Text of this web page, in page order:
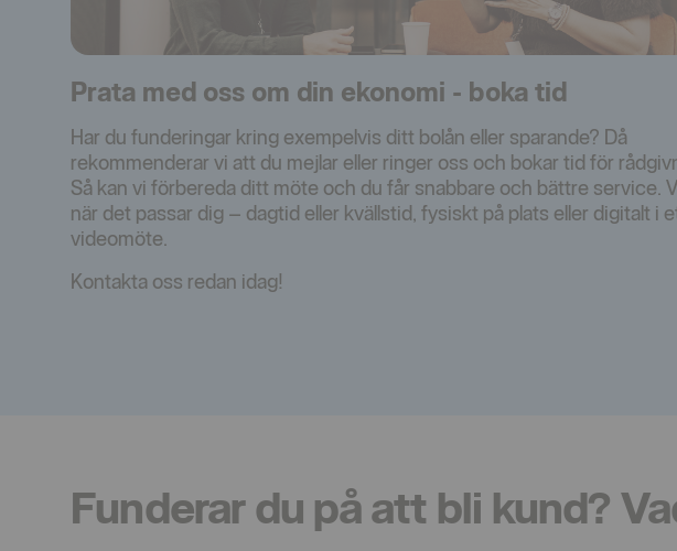
Prata med oss om din ekonomi - boka tid
Har du funderingar kring exempelvis ditt bolån eller sparande? Då
rekommenderar vi att du mejlar eller ringer oss och bokar tid för
Så kan vi förbereda ditt möte och du får snabbare och bättre service.
när det passar dig – dagtid eller kvällstid, fysiskt på plats eller digitalt i
videomöte.
Kontakta oss redan idag!
Funderar du på att bli kund?